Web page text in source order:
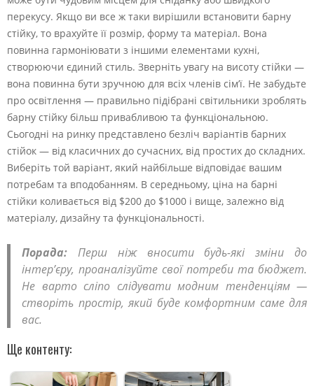
перекусу. Якщо ви все ж таки вирішили встановити барну
стійку, то врахуйте її розмір, форму та матеріал. Вона
повинна гармоніювати з іншими елементами кухні,
створюючи єдиний стиль. Зверніть увагу на висоту стійки —
вона повинна бути зручною для всіх членів сім’ї. Не забудьте
про освітлення — правильно підібрані світильники зроблять
барну стійку більш привабливою та функціональною.
Сьогодні на ринку представлено безліч варіантів барних
стійок — від класичних до сучасних, від простих до складних.
Виберіть той варіант, який найбільше відповідає вашим
потребам та вподобанням. В середньому, ціна на барні
стійки коливається від $200 до $1000 і вище, залежно від
матеріалу, дизайну та функціональності.
Порада: Перш ніж вносити будь-які зміни до
інтер’єру, проаналізуйте свої потреби та бюджет.
Не варто сліпо слідувати модним тенденціям —
створіть простір, який буде комфортним саме для
вас.
Ще контенту: